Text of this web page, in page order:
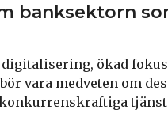
banksektorn
ökad
vara medveten om
konkurrenskraftiga